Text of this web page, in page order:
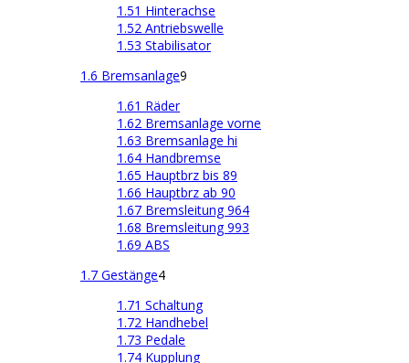
1.51 Hinterachse
1.52 Antriebswelle
1.53 Stabilisator
1.6 Bremsanlage9
1.61 Räder
1.62 Bremsanlage vorne
1.63 Bremsanlage hi
1.64 Handbremse
1.65 Hauptbrz bis 89
1.66 Hauptbrz ab 90
1.67 Bremsleitung 964
1.68 Bremsleitung 993
1.69 ABS
1.7 Gestänge4
1.71 Schaltung
1.72 Handhebel
1.73 Pedale
1.74 Kupplung